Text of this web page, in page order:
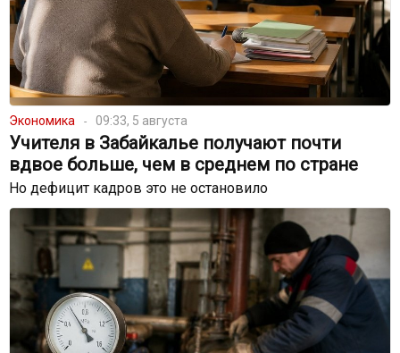
Экономика 09:33, 5 августа
Учителя в Забайкалье получают почти
вдвое больше, чем в среднем по стране
Но дефицит кадров это не остановило